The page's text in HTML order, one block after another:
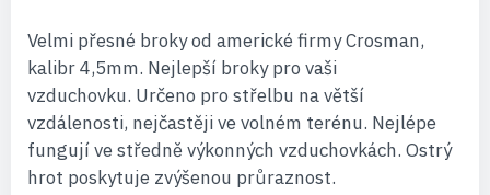
Velmi přesné broky od americké firmy Crosman,
kalibr 4,5mm. Nejlepší broky pro vaši
vzduchovku. Určeno pro střelbu na větší
vzdálenosti, nejčastěji ve volném terénu. Nejlépe
fungují ve středně výkonných vzduchovkách. Ostrý
hrot poskytuje zvýšenou průraznost.